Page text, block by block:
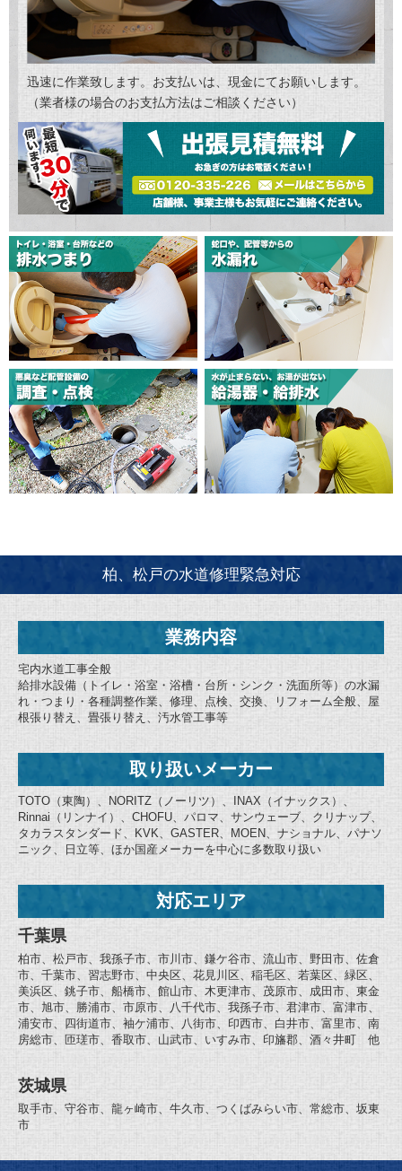
迅速に作業致します。お支払いは、現金にてお願いします。
（業者様の場合のお支払方法はご相談ください）
柏、松戸の水道修理緊急対応
業務内容
宅内水道工事全般
給排水設備（トイレ・浴室・浴槽・台所・シンク・洗面所等）の水漏
れ・つまり・各種調整作業、修理、点検、交換、リフォーム全般、屋
根張り替え、畳張り替え、汚水管工事等
取り扱いメーカー
TOTO（東陶）、NORITZ（ノーリツ）、INAX（イナックス）、
Rinnai（リンナイ）、CHOFU、パロマ、サンウェーブ、クリナップ、
タカラスタンダード、KVK、GASTER、MOEN、ナショナル、パナソ
ニック、日立等、ほか国産メーカーを中心に多数取り扱い
対応エリア
千葉県
柏市、松戸市、我孫子市、市川市、鎌ケ谷市、流山市、野田市、佐倉
市、千葉市、習志野市、中央区、花見川区、稲毛区、若葉区、緑区、
美浜区、銚子市、船橋市、館山市、木更津市、茂原市、成田市、東金
市、旭市、勝浦市、市原市、八千代市、我孫子市、君津市、富津市、
浦安市、四街道市、袖ケ浦市、八街市、印西市、白井市、富里市、南
房総市、匝瑳市、香取市、山武市、いすみ市、印旛郡、酒々井町 他
茨城県
取手市、守谷市、龍ヶ崎市、牛久市、つくばみらい市、常総市、坂東
市